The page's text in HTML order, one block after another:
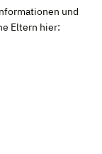
und
Eltern hier: